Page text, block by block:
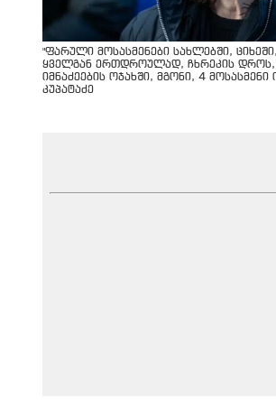
"ფარული მოსასმენები სახლებში,
ყველგან ერთდროულად, ჩხრეკის დროს,
იმნაძეების ოჯახში, მგონი, 4 მოსასმენი
კუპატაძე